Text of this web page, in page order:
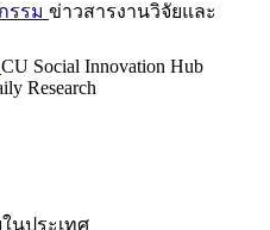
รรม ข่าวสารงานวิจัยและ
CU Social Innovation Hub
Research
นประเทศ